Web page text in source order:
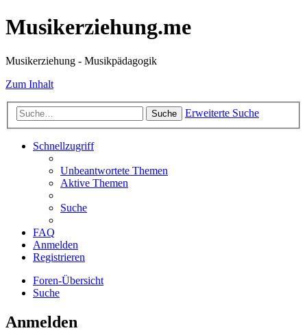
Musikerziehung.me
Musikerziehung - Musikpädagogik
Zum Inhalt
Suche Erweiterte Suche
Schnellzugriff
Unbeantwortete Themen
Aktive Themen
Suche
FAQ
Anmelden
Registrieren
Foren-Übersicht
Suche
Anmelden